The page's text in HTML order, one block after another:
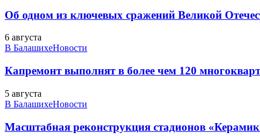
Об одном из ключевых сражений Великой
6 августа
В БалашихеНовости
Капремонт выполнят в более чем 120
5 августа
В БалашихеНовости
Масштабная реконструкция стадионов